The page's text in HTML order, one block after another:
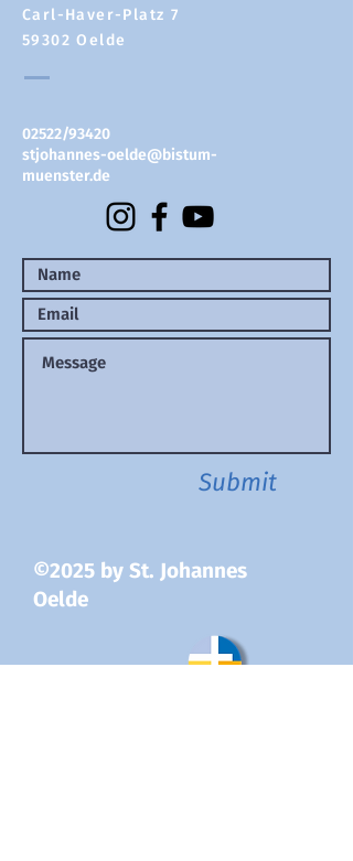
Carl-Haver-Platz 7
59302 Oelde
02522/93420
stjohannes-oelde@bistum-
muenster.de
Submit
©2025 by St. Johannes
Oelde